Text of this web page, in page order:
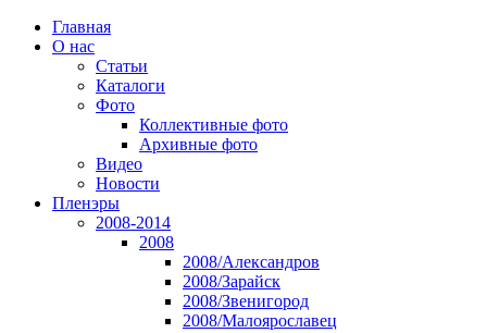
Главная
О нас
Статьи
Каталоги
Фото
Коллективные фото
Архивные фото
Видео
Новости
Пленэры
2008-2014
2008
2008/Александров
2008/Зарайск
2008/Звенигород
2008/Малоярославец